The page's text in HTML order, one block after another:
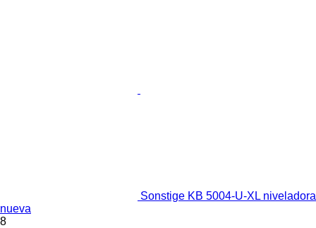
Sonstige KB 5004-U-XL niveladora
nueva
8